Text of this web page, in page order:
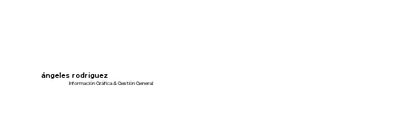
ángeles rodríguez
Información Gráfica & Gestión General